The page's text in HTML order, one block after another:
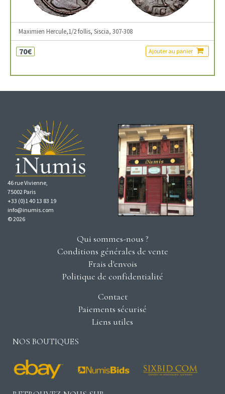
Maximien Hercule,1/2 follis, Siscia, 307-308
70€ Ajouter au panier
46 rue Vivienne,
75002 Paris
+33 (0)1 40 13 83 19
info@inumis.com
© 2026
Qui sommes-nous ?
Conditions générales de vente
Frais d'envois
Politique de confidentialité
Contact
Paiements sécurisé
Liens utiles
NOS BOUTIQUES